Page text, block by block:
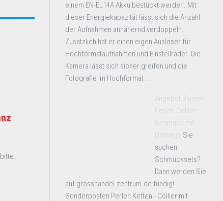
einem EN-EL14A Akku bestückt werden. Mit
dieser Energiekapazität lässt sich die Anzahl
der Aufnahmen annähernd verdoppeln.
Zusätzlich hat er einen eigen Auslöser für
Hochformataufnahmen und Einstellräder. Die
Kamera lässt sich sicher greifen und die
Fotografie im Hochformat ...
Angebot Blumen
Perlen Collier
Schmuck mit
Ohrringe Sie
suchen
Schmucksets?
Dann werden Sie
auf grosshandel-zentrum.de fündig!
Sonderposten Perlen Ketten - Collier mit